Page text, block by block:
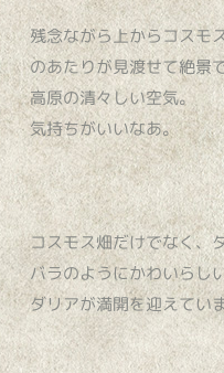
残念ながら上からコスモ
のあたりが見渡せて絶景
高原の清々しい空気。
気持ちがいいなあ。
コスモス畑だけでなく、
バラのようにかわいらし
ダリアが満開を迎えてい